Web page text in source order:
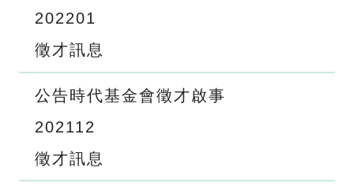
202201
徵才訊息
公告時代基金會徵才啟事
202112
徵才訊息